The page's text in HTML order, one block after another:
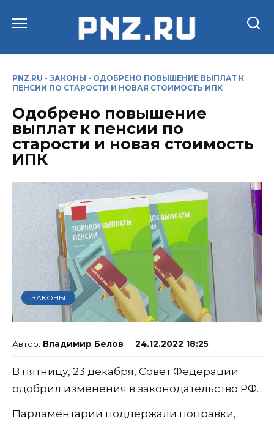
PNZ.RU - ЗАКОНЫ - ОДОБРЕНО ПОВЫШЕНИЕ ВЫПЛАТ К
ПЕНСИИ ПО СТАРОСТИ И НОВАЯ СТОИМОСТЬ ИПК
Одобрено повышение
выплат к пенсии по
старости и новая стоимость
ИПК
ЗАКОНЫ
Владимир Белов 24.12.2022 18:25
В пятницу, 23 декабря, Совет Федерации
одобрил изменения в законодательство РФ.
Парламентарии поддержали поправки,